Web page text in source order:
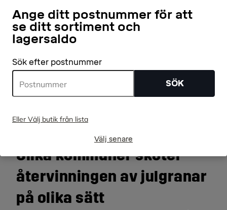
Ange ditt postnummer för att
se ditt sortiment och
lagersaldo
Sök efter postnummer
SÖK
Eller Välj butik från lista
Välj senare
Olika kommuner sköter
återvinningen av julgranar
på olika sätt